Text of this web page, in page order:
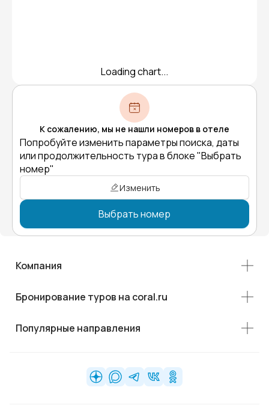
Loading chart...
К сожалению, мы не нашли номеров в отеле
Попробуйте изменить параметры поиска, даты
или продолжительность тура в блоке "Выбрать
номер"
Изменить
Выбрать номер
Компания
Бронирование туров на coral.ru
Популярные направления